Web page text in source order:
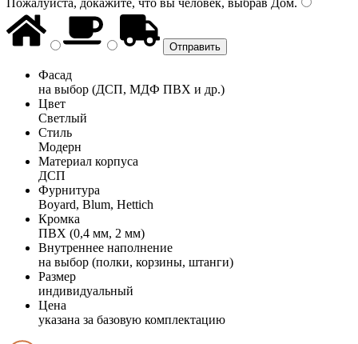
Фасад
на выбор (ДСП, МДФ ПВХ и др.)
Цвет
Светлый
Стиль
Модерн
Материал корпуса
ДСП
Фурнитура
Boyard, Blum, Hettich
Кромка
ПВХ (0,4 мм, 2 мм)
Внутреннее наполнение
на выбор (полки, корзины, штанги)
Размер
индивидуальный
Цена
указана за базовую комплектацию